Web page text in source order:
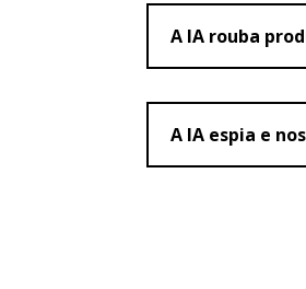
A IA rouba
A IA espia e